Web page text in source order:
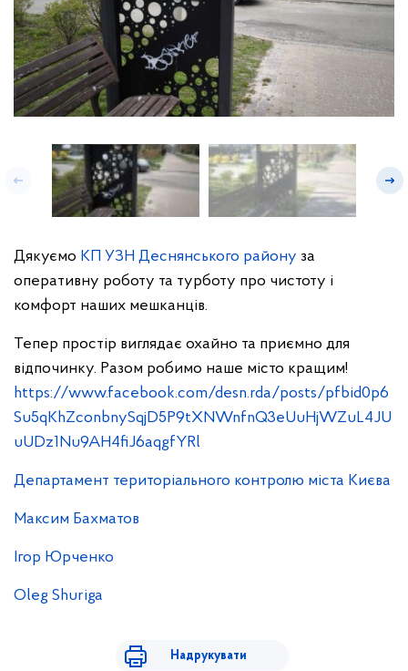
Дякуємо КП УЗН Деснянського району за
оперативну роботу та турботу про чистоту і
комфорт наших мешканців.
Тепер простір виглядає охайно та приємно для
відпочинку. Разом робимо наше місто кращим!
https://www.facebook.com/desn.rda/posts/pfbid0p6
Su5qKhZconbnySqjD5P9tXNWnfnQ3eUuHjWZuL4JU
uUDz1Nu9AH4fiJ6aqgfYRl
Департамент територіального контролю міста Києва
Максим Бахматов
Ігор Юрченко
Oleg Shuriga
Надрукувати